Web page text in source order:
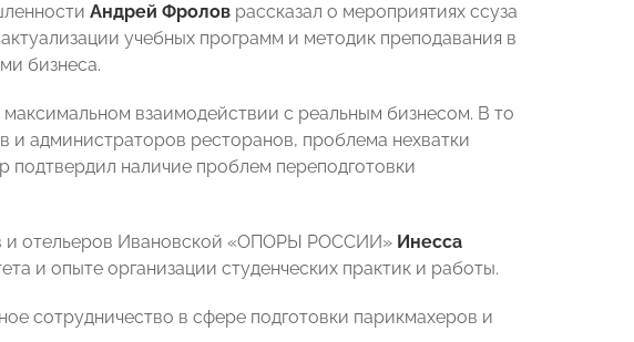
Андрей Фролов рассказал о мероприятиях ссуза
учебных программ и методик преподавания в
бизнеса.
взаимодействии с реальным бизнесом. В то
и администраторов ресторанов, проблема нехватки
подтвердил наличие проблем переподготовки
и отельеров Ивановской «ОПОРЫ РОССИИ» Инесса
и опыте организации студенческих практик и работы.
сотрудничество в сфере подготовки парикмахеров и